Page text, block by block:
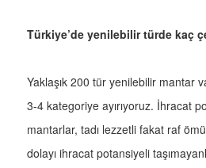
Türkiye’de yenilebilir türde kaç
Yaklaşık 200 tür yenilebilir mantar
3-4 kategoriye ayırıyoruz. İhracat
mantarlar, tadı lezzetli fakat raf
dolayı ihracat potansiyeli